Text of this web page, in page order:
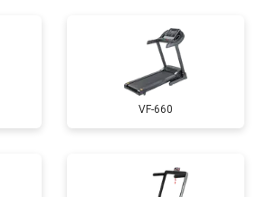
VF-660